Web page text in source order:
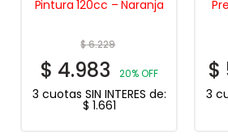
Pintura 120cc – Naranja
$6.229
$ 4.983 20% OFF
3 cuotas SIN INTERES de:
$ 1.661
$
3